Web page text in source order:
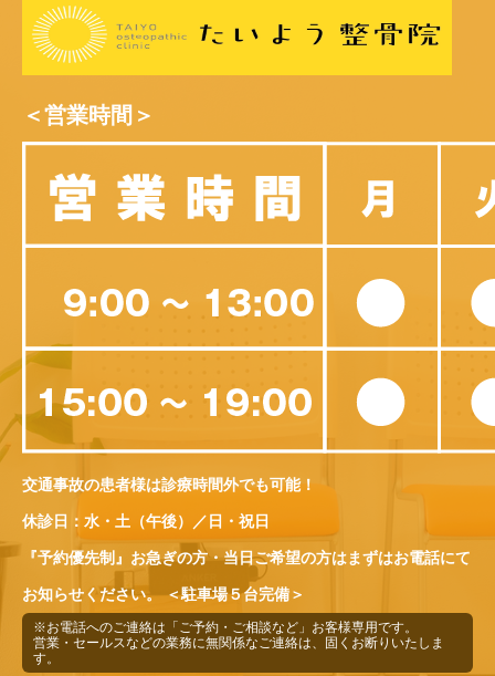
＜営業時間＞
交通事故の患者様は診療時間外でも可能！
休診日：水・土（午後）／日・祝日
『予約優先制』お急ぎの方・当日ご希望の方はまずはお電話にて
お知らせください。 ＜駐車場５台完備＞
※お電話へのご連絡は「ご予約・ご相談など」お客様専用です。
営業・セールスなどの業務に無関係なご連絡は、固くお断りいたしま
す。